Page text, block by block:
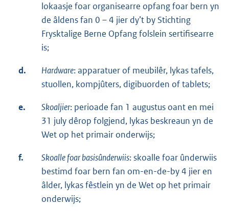
lokaasje foar organisearre opfang foar bern yn
de âldens fan 0 – 4 jier dy’t by Stichting
Frysktalige Berne Opfang folslein sertifisearre
is;
d. Hardware: apparatuer of meubilêr, lykas tafels,
stuollen, kompjûters, digibuorden of tablets;
e. Skoaljier: perioade fan 1 augustus oant en mei
31 july dêrop folgjend, lykas beskreaun yn de
Wet op het primair onderwijs;
f. Skoalle foar basisûnderwiis: skoalle foar ûnderwiis
bestimd foar bern fan om-en-de-by 4 jier en
âlder, lykas fêstlein yn de Wet op het primair
onderwijs;